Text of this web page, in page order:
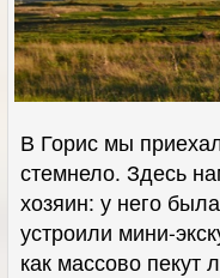
В Горис мы
стемнело. Здесь
хозяин: у него
устроили мини-
как массово пекут